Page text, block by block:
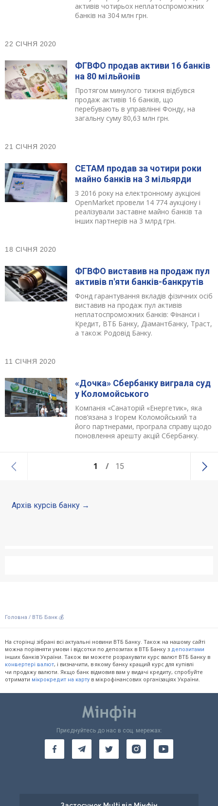
активів чотирьох неплатоспроможних
банків на 304 млн грн.
22 СІЧНЯ 2020
ФГВФО продав активи 16 банків
на 80 мільйонів
Протягом минулого тижня відбувся
продаж активів 16 банків, що
перебувають в управлінні Фонду, на
загальну суму 80,63 млн грн.
21 СІЧНЯ 2020
СЕТАМ продав за чотири роки
майно банків на 3 мільярди
З 2016 року на електронному аукціоні
OpenMarket провели 14 774 аукціону і
реалізували заставне майно банків та
інших партнерів на 3 млрд грн.
18 СІЧНЯ 2020
ФГВФО виставив на продаж пул
активів п'яти банків-банкрутів
Фонд гарантування вкладів фізичних осіб
виставив на продаж пул активів
неплатоспроможних банків: Фінанси і
Кредит, ВТБ Банку, Діамантбанку, Траст,
а також Родовід Банку.
11 СІЧНЯ 2020
«Дочка» Сбербанку виграла суд
у Коломойського
Компанія «Санаторій «Енергетик», яка
пов’язана з Ігорем Коломойський та
його партнерами, програла справу щодо
поновлення арешту акцій Сбербанку.
1 15
Архів курсів банку
Головна / ВТБ Банк 💰
На сторінці зібрані всі актуальні новини ВТБ Банку. Також на нашому сайті
можна порівняти умови і відсотки по депозитах в ВТБ Банку з депозитами
інших банків України. Також ви можете розрахувати курс валют ВТБ Банку в
конвертері валют, і визначити, в якому банку кращий курс для купівлі
чи продажу валюти. Якщо банк відмовив вам у видачі кредиту, спробуйте
отримати мікрокредит на карту в мікрофінансових організаціях України.
Приєднуйтесь до нас в соц. мережах: